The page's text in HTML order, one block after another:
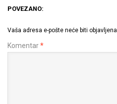
POVEZANO:
Vaša adresa e-pošte neće biti objavljena.
Komentar*